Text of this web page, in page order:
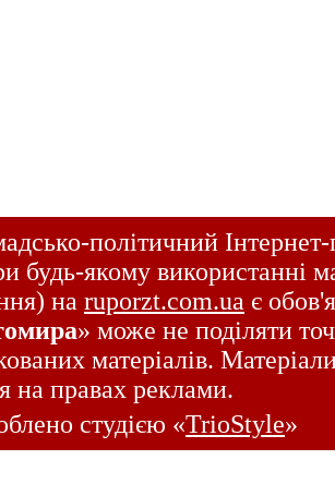
політичний
будь-якому використанні
на ruporzt.com.ua є
» може не поділяти
матеріалів.
на правах реклами.
студією «TrioStyle»